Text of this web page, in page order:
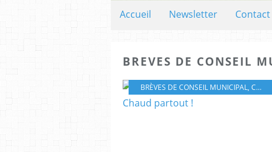
Accueil Newsletter Contact
BREVES DE CONSEIL
BRÈVES DE CONSEIL MUNICIPAL, CONSEIL AGGLOMÉRATION